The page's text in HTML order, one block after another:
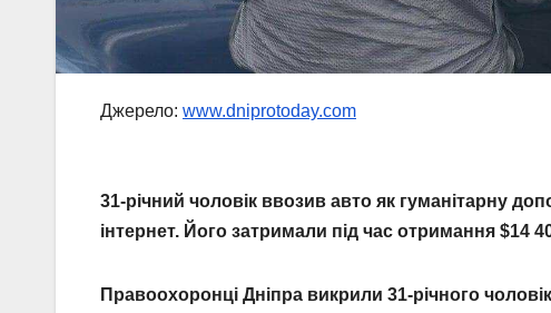
Джерело: www.dniprotoday.com
31-річний чоловік ввозив авто як гуманітарну
інтернет. Його затримали під час отримання $14
Правоохоронці Дніпра викрили 31-річного